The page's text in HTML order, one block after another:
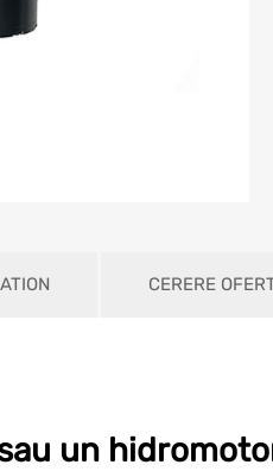
CERERE
un